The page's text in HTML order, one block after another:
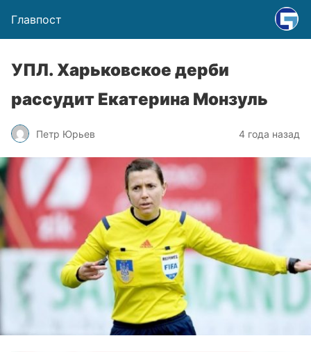
Главпост
УПЛ. Харьковское дерби
рассудит Екатерина Монзуль
Петр Юрьев 4 года назад